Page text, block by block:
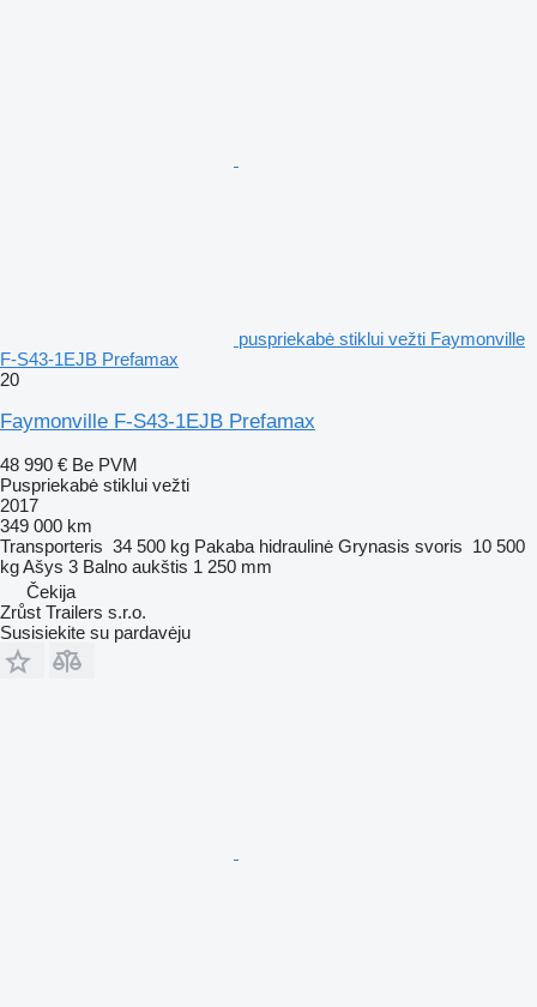
puspriekabė stiklui vežti Faymonville
F-S43-1EJB Prefamax
20
Faymonville F-S43-1EJB Prefamax
48 990 € Be PVM
Puspriekabė stiklui vežti
2017
349 000 km
Transporteris 34 500 kg Pakaba hidraulinė Grynasis svoris 10 500
kgAšys 3 Balno aukštis 1 250 mm
Čekija
Zrůst Trailers s.r.o.
Susisiekite su pardavėju